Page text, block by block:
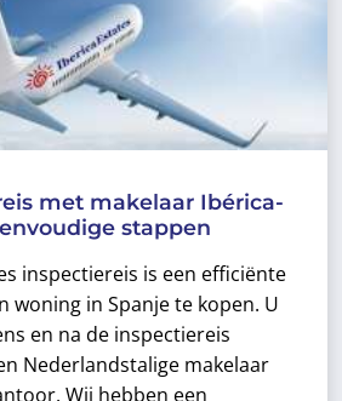
met makelaar Ibérica-
stappen
inspectiereis is een efficiënte
woning in Spanje te kopen. U
en na de inspectiereis
Nederlandstalige makelaar
Wij hebben een